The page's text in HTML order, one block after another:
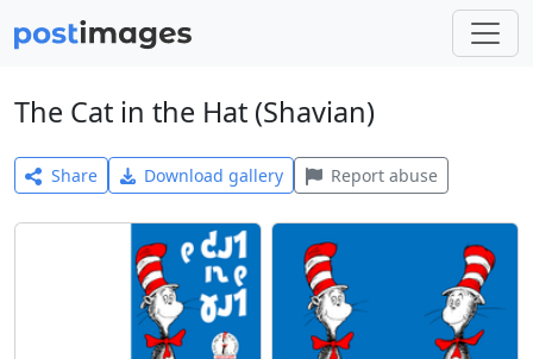
The Cat in the Hat (Shavian)
Share Download gallery Report abuse